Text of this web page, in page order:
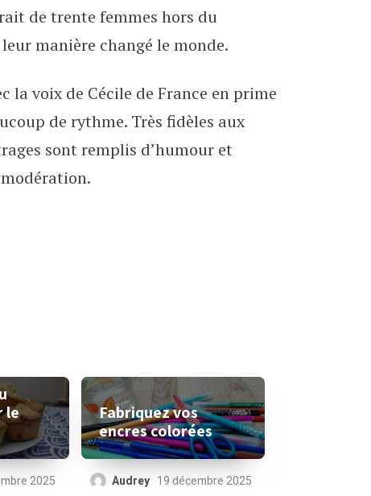
de trente femmes hors du
manière changé le monde.
la voix de Cécile de France en prime
de rythme. Très fidèles aux
sont remplis d’humour et
le
2025
Fabriquez vos
encres colorées
Audrey 19 décembre 2025